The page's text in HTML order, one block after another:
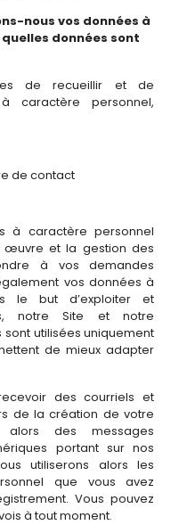
nous vos données à
données sont
de recueillir et de
caractère personnel,
de contact
à caractère personnel
et la gestion des
à vos demandes
vos données à
le but d’exploiter et
notre Site et notre
utilisées uniquement
de mieux adapter
des courriels et
de la création de votre
alors des messages
portant sur nos
utiliserons alors les
que vous avez
Vous pouvez
à tout moment.